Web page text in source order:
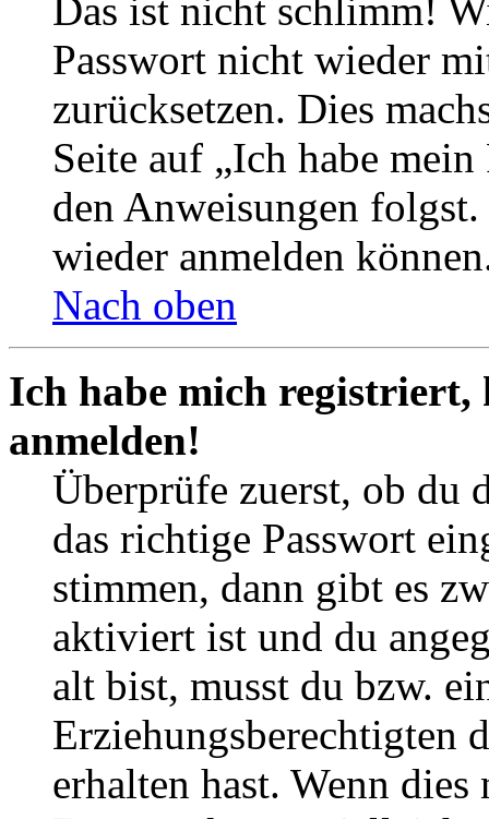
Das ist nicht schlimm!
Passwort nicht wieder
zurücksetzen. Dies
Seite auf „Ich habe
den Anweisungen
wieder anmelden
Nach oben
Ich habe mich
anmelden!
Überprüfe zuerst, ob du
das richtige Passwort
stimmen, dann gibt es
aktiviert ist und du
alt bist, musst du bzw.
Erziehungsberechtigten
erhalten hast. Wenn